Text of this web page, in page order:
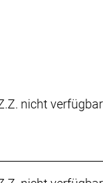
Carbon ist
aber die
ist.
nicht verfügbar